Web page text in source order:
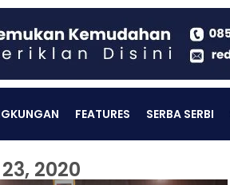
FEATURES SERBA SERBI
2020